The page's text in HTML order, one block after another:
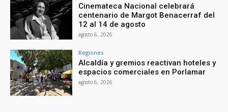
Cinemateca Nacional celebrará
centenario de Margot Benacerraf del
12 al 14 de agosto
agosto 6, 2026
Regiones
Alcaldía y gremios reactivan hoteles y
espacios comerciales en Porlamar
agosto 6, 2026